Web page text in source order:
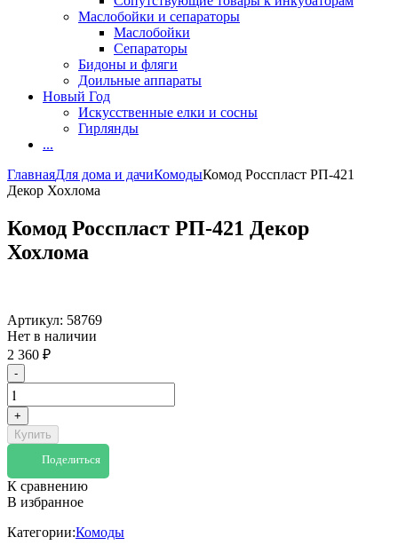
Маслобойки и сепараторы
Маслобойки
Сепараторы
Бидоны и фляги
Доильные аппараты
Новый Год
Искусственные елки и сосны
Гирлянды
...
ГлавнаяДля дома и дачиКомодыКомод Росспласт РП-421
Декор Хохлома
Комод Росспласт РП-421 Декор
Хохлома
Артикул: 58769
Нет в наличии
2 360 ₽
-
+
Купить
Поделиться
К сравнению
В избранное
Категории:Комоды